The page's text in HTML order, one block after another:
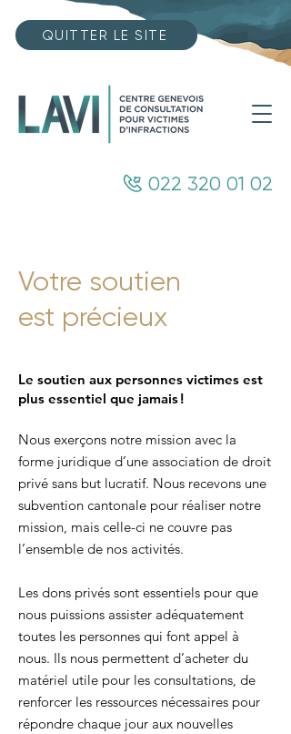
022 320 01 02
QUITTER LE SITE
Votre soutien
est précieux
Le soutien aux personnes victimes est
plus essentiel que jamais !
Nous exerçons notre mission avec la
forme juridique d’une association de droit
privé sans but lucratif. Nous recevons une
subvention cantonale pour réaliser notre
mission, mais celle-ci ne couvre pas
l’ensemble de nos activités.
Les dons privés sont essentiels pour que
nous puissions assister adéquatement
toutes les personnes qui font appel à
nous. Ils nous permettent d’acheter du
matériel utile pour les consultations, de
renforcer les ressources nécessaires pour
répondre chaque jour aux nouvelles